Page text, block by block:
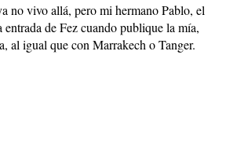
no vivo allá, pero mi hermano Pablo, el
de Fez cuando publique la mía,
al igual que con Marrakech o Tanger.